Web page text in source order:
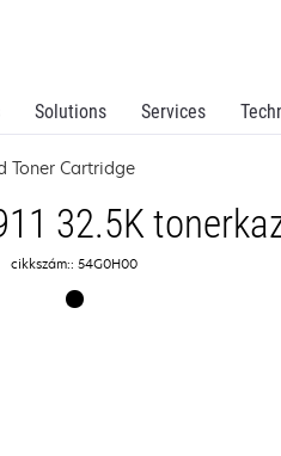
Solutions Services
Toner Cartridge
32.5K
cikkszám:: 54G0H00